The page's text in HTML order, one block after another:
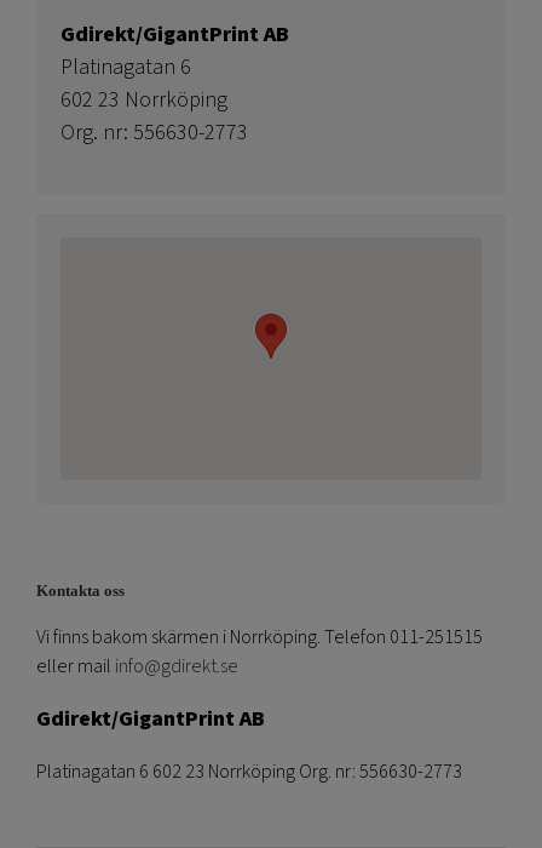
Gdirekt/GigantPrint AB
Platinagatan 6
602 23 Norrköping
Org. nr: 556630-2773
Kontakta oss
Vi finns bakom skärmen i Norrköping. Telefon 011-251515
eller mail info@gdirekt.se
Gdirekt/GigantPrint AB
Platinagatan 6 602 23 Norrköping Org. nr: 556630-2773